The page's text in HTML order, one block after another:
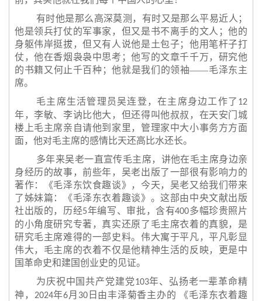
有时他是那么高深莫测，有时又是那么平易近人；
他是领兵打仗的军事家，但又是书不离手的文人；他的
身躯伟岸挺拔，但又有人说他是土包子；他用笔杆子打
仗，他在香烟袅袅中思考；他写的文章千千万，研究他
的书籍又何止千百种；他就是我们的领袖——毛泽东主
席。
毛主席生活管理员吴连登，在主席身边工作了 12
年，李敏、李讷比他大，但还得叫他叔叔，在天安门城
楼上毛主席亲自请他到家里，管理家中大小事务方方面
面，他对毛主席的感情比天还高比水还长。
多年来吴老一直宣传毛主席，讲他在毛主席身边亲
身经历的故事，前些年，吴老出版了一部很有影响力的
著作：《毛泽东饮食趣谈》，今天，吴老又给我们带来
了姊妹篇：《毛泽东衣着趣谈》。这部由中央文献出版
社出版的，历经5年编写、审批，含有400多幅珍贵照片
的小角度研究专著，真实还原了毛主席衣着的真貌，是
研究毛主席难得的一部史料。伟大寓于平凡，平凡彰显
伟大，毛主席的衣着不仅是他精神生活的反映，更是中
国革命史和建国创业史的见证。
为庆祝中国共产党建党103年、弘扬老一辈革命精
神， 2024年6月 30日由丰泽菊香主办的 《毛泽东衣着趣